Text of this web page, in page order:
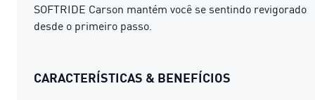
SOFTRIDE Carson mantém você se sentindo revigorado
desde o primeiro passo.
CARACTERÍSTICAS & BENEFÍCIOS